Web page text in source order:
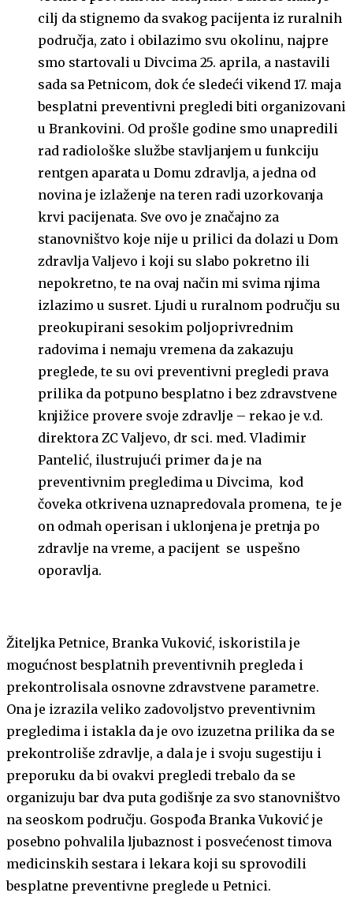
cilj da stignemo da svakog pacijenta iz ruralnih
područja, zato i obilazimo svu okolinu, najpre
smo startovali u Divcima 25. aprila, a nastavili
sada sa Petnicom, dok će sledeći vikend 17. maja
besplatni preventivni pregledi biti organizovani
u Brankovini. Od prošle godine smo unapredili
rad radiološke službe stavljanjem u funkciju
rentgen aparata u Domu zdravlja, a jedna od
novina je izlaženje na teren radi uzorkovanja
krvi pacijenata. Sve ovo je značajno za
stanovništvo koje nije u prilici da dolazi u Dom
zdravlja Valjevo i koji su slabo pokretno ili
nepokretno, te na ovaj način mi svima njima
izlazimo u susret. Ljudi u ruralnom području su
preokupirani sesokim poljoprivrednim
radovima i nemaju vremena da zakazuju
preglede, te su ovi preventivni pregledi prava
prilika da potpuno besplatno i bez zdravstvene
knjižice provere svoje zdravlje – rekao je v.d.
direktora ZC Valjevo, dr sci. med. Vladimir
Pantelić, ilustrujući primer da je na
preventivnim pregledima u Divcima, kod
čoveka otkrivena uznapredovala promena, te je
on odmah operisan i uklonjena je pretnja po
zdravlje na vreme, a pacijent se uspešno
oporavlja.
Žiteljka Petnice, Branka Vuković, iskoristila je
mogućnost besplatnih preventivnih pregleda i
prekontrolisala osnovne zdravstvene parametre.
Ona je izrazila veliko zadovoljstvo preventivnim
pregledima i istakla da je ovo izuzetna prilika da se
prekontroliše zdravlje, a dala je i svoju sugestiju i
preporuku da bi ovakvi pregledi trebalo da se
organizuju bar dva puta godišnje za svo stanovništvo
na seoskom području. Gospođa Branka Vuković je
posebno pohvalila ljubaznost i posvećenost timova
medicinskih sestara i lekara koji su sprovodili
besplatne preventivne preglede u Petnici.